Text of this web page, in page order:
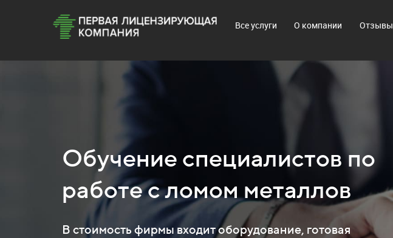
Все услуги О компании Отзывы
Обучение специалистов по
работе с ломом металлов
В стоимость фирмы входит оборудование, готовая